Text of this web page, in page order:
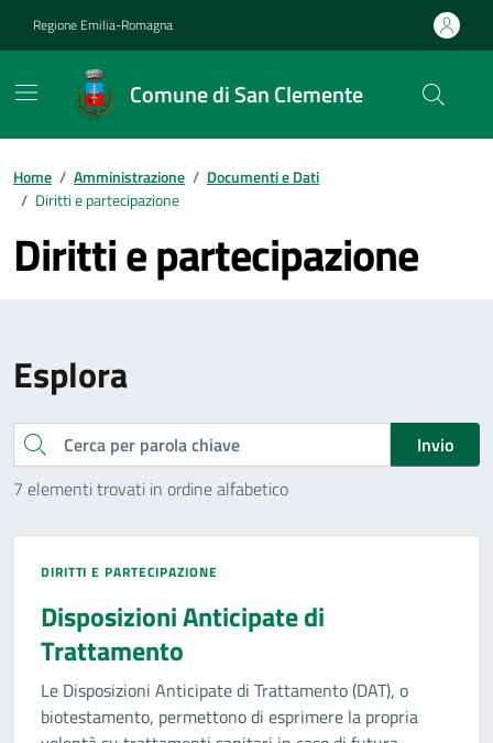
Regione Emilia-Romagna
Comune di San Clemente
Contenuti in evidenza
Home / Amministrazione / Documenti e Dati
/ Diritti e partecipazione
Diritti e partecipazione
Esplora
Cerca
Invio
7 elementi trovati in ordine alfabetico
DIRITTI E PARTECIPAZIONE
Disposizioni Anticipate di
Trattamento
Le Disposizioni Anticipate di Trattamento (DAT), o
biotestamento, permettono di esprimere la propria